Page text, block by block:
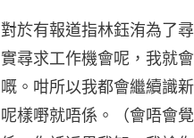
對於有報道指林鈺洧為了
實尋求工作機會呢，我就
嘅。咁所以我都會繼續識
呢樣嘢就唔係。（會唔會